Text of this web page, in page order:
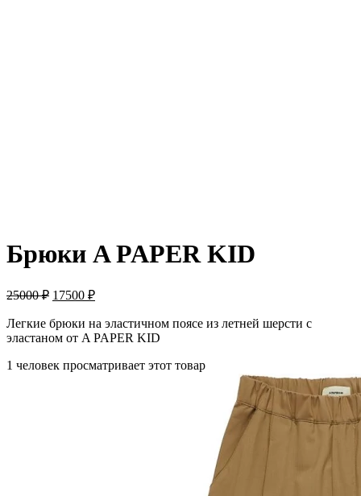
Брюки A PAPER KID
25000₽ 17500 ₽
Легкие брюки на эластичном поясе из летней шерсти с
эластаном от A PAPER KID
1 человек просматривает этот товар